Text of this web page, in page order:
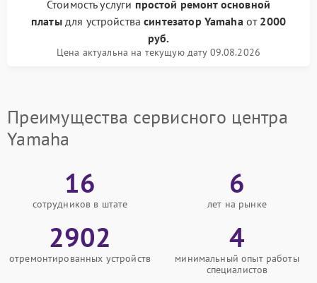
Стоимость услуги простой ремонт основной
платыдля устройствасинтезатор Yamahaот 2000
руб.
Цена актуальна на текущую дату 09.08.2026
Преимущества сервисного центра
Yamaha
16
сотрудников в штате
6
лет на рынке
2902
отремонтированных устройств
4
минимальный опыт работы
специалистов